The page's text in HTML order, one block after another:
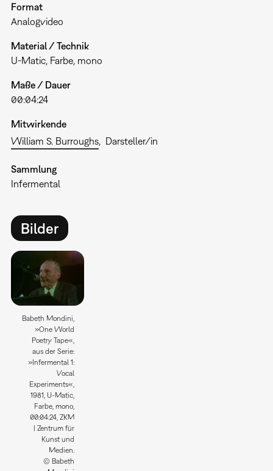
Format
Analogvideo
Material / Technik
U-Matic, Farbe, mono
Maße / Dauer
00:04:24
Mitwirkende
William S. Burroughs
Darsteller/in
Sammlung
Infermental
Bilder
Babeth Mondini,
»One World
Poetry Tape«,
aus der Serie:
»Infermental 1:
Vocal
Experiments«,
1981, U-Matic,
Farbe, mono,
00:04:24, ZKM
| Zentrum für
Kunst und
Medien.
© Babeth